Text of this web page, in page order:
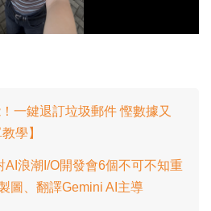
影
一鍵退訂垃圾郵件 慳數據又
學】
AI浪潮I/O開發會6個不可不知重
圖、翻譯Gemini AI主導